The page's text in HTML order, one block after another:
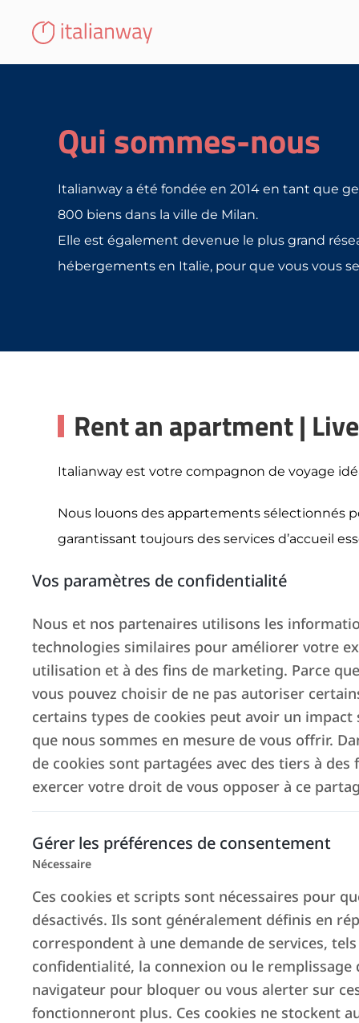
Qui sommes-nous
Italianway a été fondée en 2014 en tant que
800 biens dans la ville de Milan.
Elle est également devenue le plus grand
hébergements en Italie, pour que vous vous
Rent an apartment |
Italianway est votre compagnon de voyage
Nous louons des appartements sélectionnés
garantissant toujours des services d’accueil
Nous choisissons chaque maison avec soin et
Dans chaque appartement Italianway, vous
Nous vous accompagnerons à chaque
Où que vous alliez, nous ferons en sorte que
Logements
+700
Clients reçus
15K
Vos paramètres de confidentialité
Nous et nos partenaires utilisons les
technologies similaires pour améliorer votre
utilisation et à des fins de marketing. Parce
vous pouvez choisir de ne pas autoriser
certains types de cookies peut avoir un
que nous sommes en mesure de vous offrir.
de cookies sont partagées avec des tiers à
exercer votre droit de vous opposer à ce
Gérer les préférences de consentement
Nécessaire
Ces cookies et scripts sont nécessaires pour
désactivés. Ils sont généralement définis en
correspondent à une demande de services,
confidentialité, la connexion ou le
navigateur pour bloquer ou vous alerter sur
fonctionneront plus. Ces cookies ne stockent